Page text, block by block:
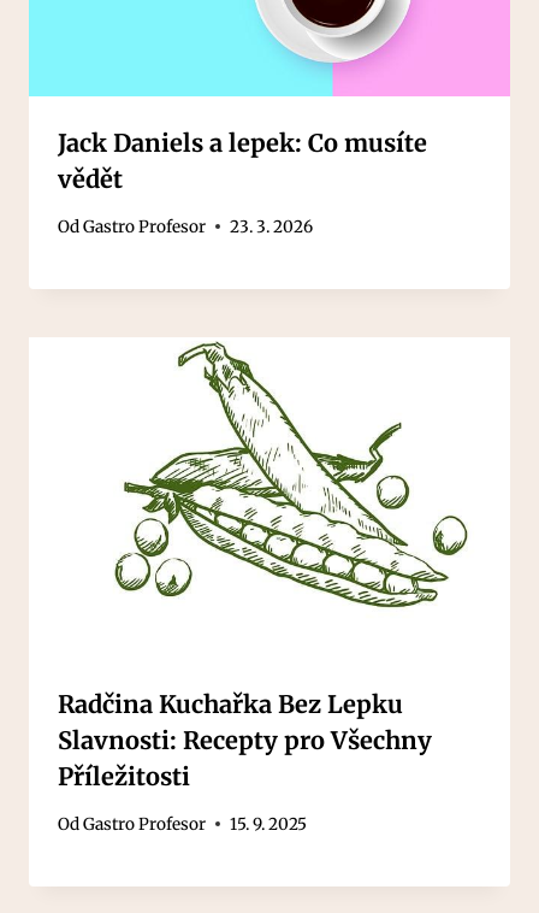
Jack Daniels a lepek: Co musíte
vědět
OdGastro Profesor 23. 3. 2026
Radčina Kuchařka Bez Lepku
Slavnosti: Recepty pro Všechny
Příležitosti
OdGastro Profesor 15. 9. 2025